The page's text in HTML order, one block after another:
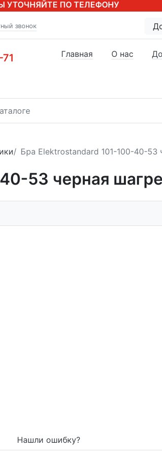
УТОЧНЯЙТЕ ПО ТЕЛЕФОНУ
звонок
Главная О нас
Бра Elektrostandard 101-100-40-53
53 черная
Нашли ошибку?